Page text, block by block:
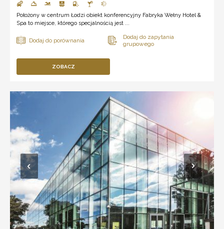
Położony w centrum Łodzi obiekt konferencyjny Fabryka Wełny Hotel &
Spa to miejsce, którego specjalnością jest ...
ZOBACZ